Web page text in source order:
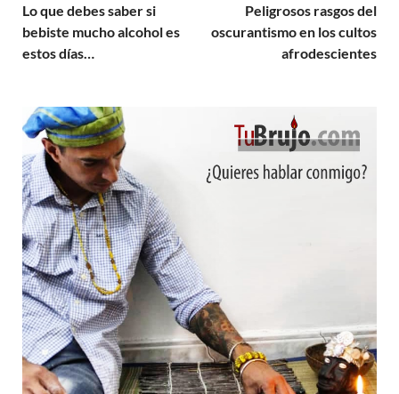
Lo que debes saber si
bebiste mucho alcohol es
estos días…
Peligrosos rasgos del
oscurantismo en los cultos
afrodescientes